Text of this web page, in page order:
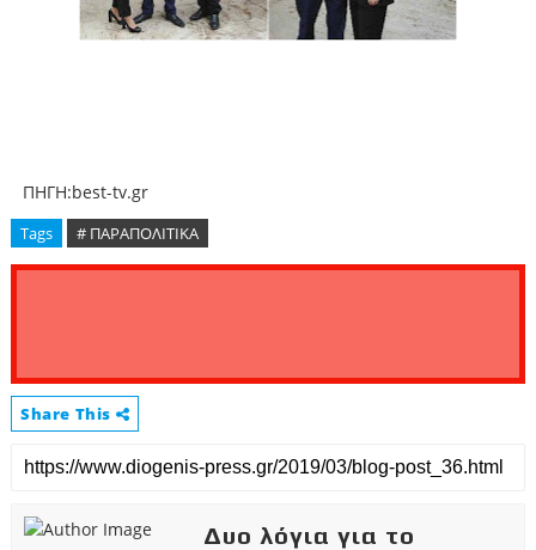
ΠΗΓΗ:best-tv.gr
Tags # ΠΑΡΑΠΟΛΙΤΙΚΑ
Share This
Δυο λόγια για το